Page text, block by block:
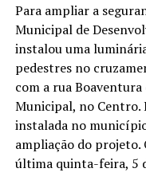
Para ampliar a
Municipal de
instalou uma
pedestres no
com a rua
Municipal, no
instalada no
ampliação do
última quinta-feira, 5